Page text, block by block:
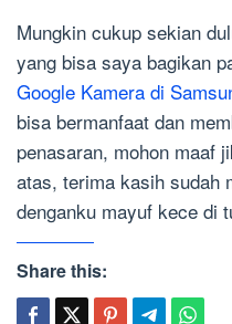
Mungkin cukup sekian
yang bisa saya bagikan
Google Kamera di
bisa bermanfaat dan
penasaran, mohon maaf
atas, terima kasih sudah
denganku mayuf kece di
Share this: